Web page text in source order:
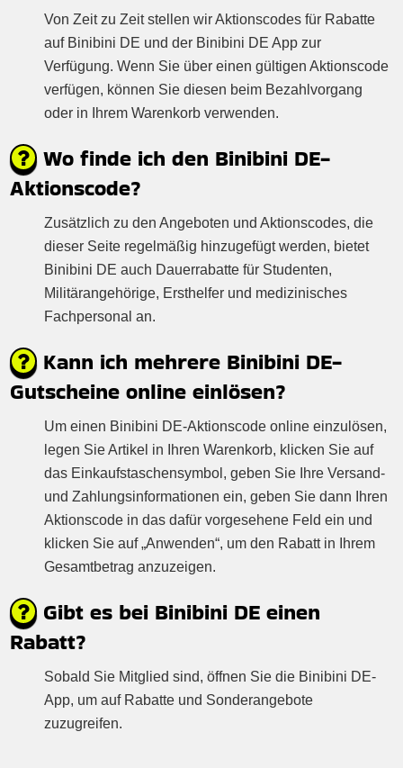
Von Zeit zu Zeit stellen wir Aktionscodes für Rabatte
auf Binibini DE und der Binibini DE App zur
Verfügung. Wenn Sie über einen gültigen Aktionscode
verfügen, können Sie diesen beim Bezahlvorgang
oder in Ihrem Warenkorb verwenden.
Wo finde ich den Binibini DE-
Aktionscode?
Zusätzlich zu den Angeboten und Aktionscodes, die
dieser Seite regelmäßig hinzugefügt werden, bietet
Binibini DE auch Dauerrabatte für Studenten,
Militärangehörige, Ersthelfer und medizinisches
Fachpersonal an.
Kann ich mehrere Binibini DE-
Gutscheine online einlösen?
Um einen Binibini DE-Aktionscode online einzulösen,
legen Sie Artikel in Ihren Warenkorb, klicken Sie auf
das Einkaufstaschensymbol, geben Sie Ihre Versand-
und Zahlungsinformationen ein, geben Sie dann Ihren
Aktionscode in das dafür vorgesehene Feld ein und
klicken Sie auf „Anwenden“, um den Rabatt in Ihrem
Gesamtbetrag anzuzeigen.
Gibt es bei Binibini DE einen
Rabatt?
Sobald Sie Mitglied sind, öffnen Sie die Binibini DE-
App, um auf Rabatte und Sonderangebote
zuzugreifen.